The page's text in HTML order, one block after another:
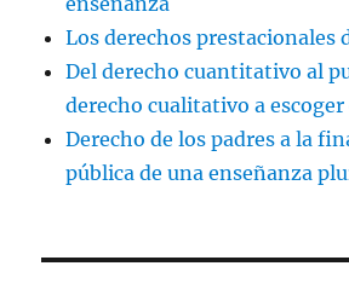
Los derechos prestacionales
Del derecho cuantitativo al
derecho cualitativo a escoger
Derecho de los padres a la
pública de una enseñanza